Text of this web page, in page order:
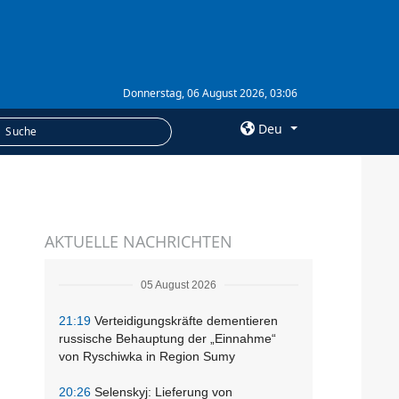
Donnerstag, 06 August 2026, 03:06
Deu
Abonnement
AKTUELLE NACHRICHTEN
05 August 2026
21:19 Verteidigungskräfte dementieren
russische Behauptung der „Einnahme“
von Ryschiwka in Region Sumy
20:26 Selenskyj: Lieferung von